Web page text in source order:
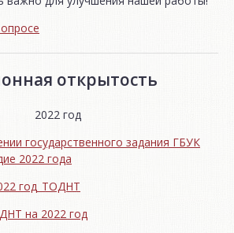
открытость
2022 год
государственного задания ГБУК
2022 года
год_ТОДНТ
на 2022 год